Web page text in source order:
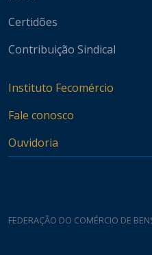
Certidões
Contribuição Sindical
Instituto Fecomércio
Fale conosco
Ouvidoria
FEDERAÇÃO DO COMÉRCIO DE